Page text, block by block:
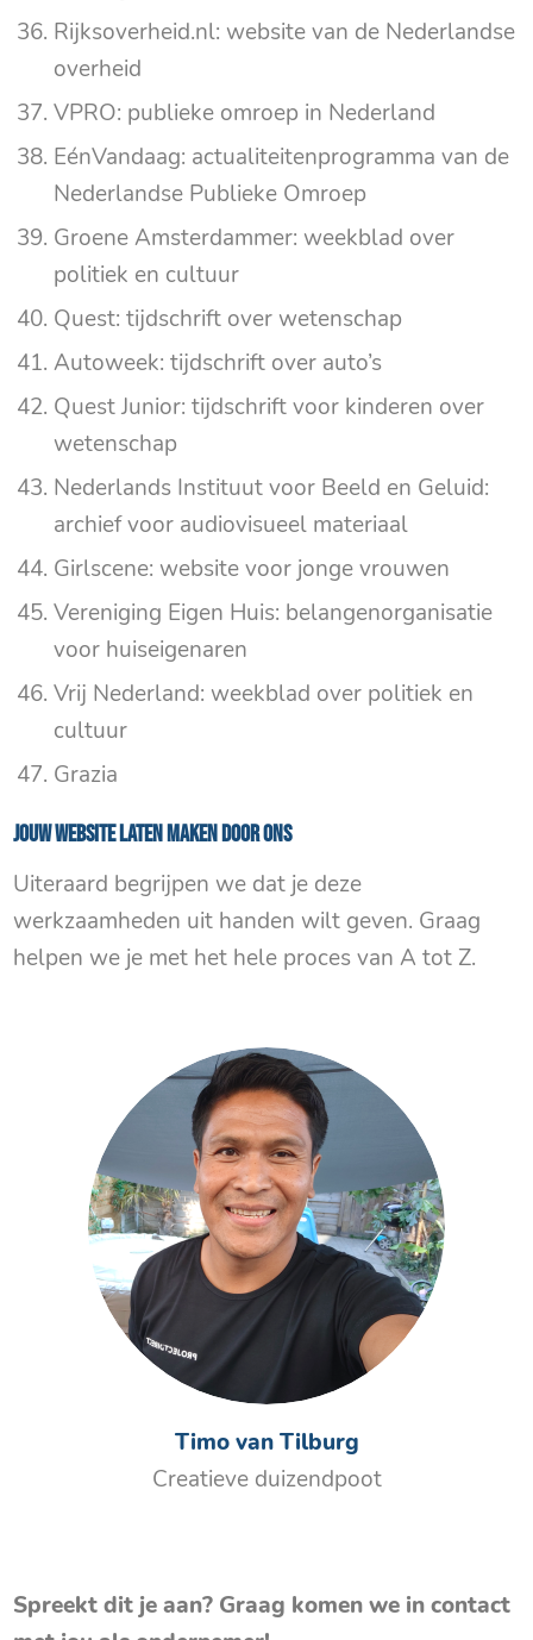
Rijksoverheid.nl: website van de Nederlandse
overheid
VPRO: publieke omroep in Nederland
EénVandaag: actualiteitenprogramma van de
Nederlandse Publieke Omroep
Groene Amsterdammer: weekblad over
politiek en cultuur
Quest: tijdschrift over wetenschap
Autoweek: tijdschrift over auto’s
Quest Junior: tijdschrift voor kinderen over
wetenschap
Nederlands Instituut voor Beeld en Geluid:
archief voor audiovisueel materiaal
Girlscene: website voor jonge vrouwen
Vereniging Eigen Huis: belangenorganisatie
voor huiseigenaren
Vrij Nederland: weekblad over politiek en
cultuur
Grazia
Jouw website laten maken door ons
Uiteraard begrijpen we dat je deze
werkzaamheden uit handen wilt geven. Graag
helpen we je met het hele proces van A tot Z.
Timo van Tilburg
Creatieve duizendpoot
Spreekt dit je aan? Graag komen we in contact